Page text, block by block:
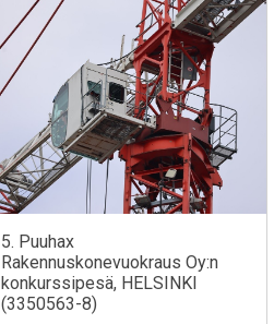
5. Puuhax
Rakennuskonevuokraus Oy:n
konkurssipesä, HELSINKI
(3350563-8)